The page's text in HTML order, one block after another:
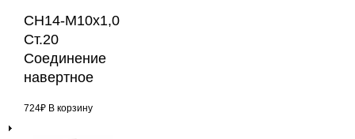
СН14-М10х1,0
Ст.20
Соединение
навертное
724₽ В корзину